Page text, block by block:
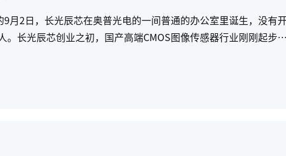
月2日，长光辰芯在奥普光电的一间普通的办公室里诞生，没有
。长光辰芯创业之初，国产高端CMOS图像传感器行业刚刚起步。